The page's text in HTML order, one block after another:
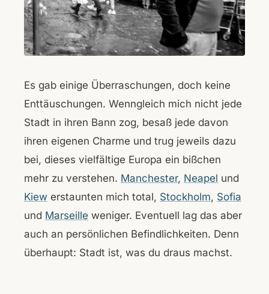
Es gab einige Überraschungen, doch keine
Enttäuschungen. Wenngleich mich nicht jede
Stadt in ihren Bann zog, besaß jede davon
ihren eigenen Charme und trug jeweils dazu
bei, dieses vielfältige Europa ein bißchen
mehr zu verstehen. Manchester, Neapel und
Kiew erstaunten mich total, Stockholm, Sofia
und Marseille weniger. Eventuell lag das aber
auch an persönlichen Befindlichkeiten. Denn
überhaupt: Stadt ist, was du draus machst.